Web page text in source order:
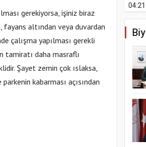
gerekiyorsa, işiniz biraz
fayans altından veya duvardan
çalışma yapılması gerekli
tamiratı daha masraflı
Şayet zemin çok ıslaksa,
kabarması açısından
04:21